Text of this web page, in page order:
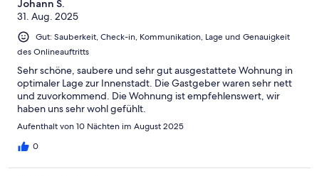
Johann S.
31. Aug. 2025
Gut: Sauberkeit, Check-in, Kommunikation, Lage und Genauigkeit
des Onlineauftritts
Sehr schöne, saubere und sehr gut ausgestattete Wohnung in
optimaler Lage zur Innenstadt. Die Gastgeber waren sehr nett
und zuvorkommend. Die Wohnung ist empfehlenswert, wir
haben uns sehr wohl gefühlt.
Aufenthalt von 10 Nächten im August 2025
0